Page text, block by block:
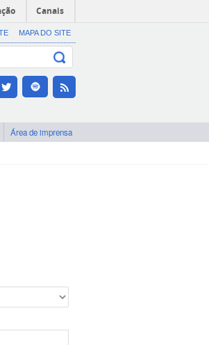
Canais
MAPA DO SITE
Área de imprensa